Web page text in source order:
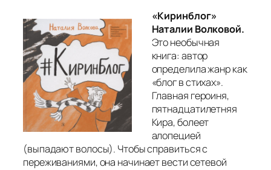
«Киринблог»
Наталии Волковой.
Это необычная
книга: автор
определила жанр как
«блог в стихах».
Главная героиня,
пятнадцатилетняя
Кира, болеет
алопецией
(выпадают волосы). Чтобы справиться с
переживаниями, она начинает вести сетевой